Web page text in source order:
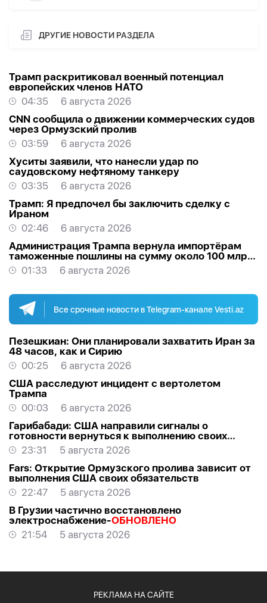
ДРУГИЕ НОВОСТИ РАЗДЕЛА
Трамп раскритиковал военный потенциал
европейских членов НАТО
04:35
6 августа 2026
CNN сообщила о движении коммерческих судов
через Ормузский пролив
03:59
6 августа 2026
Хуситы заявили, что нанесли удар по
саудовскому нефтяному танкеру
03:35
6 августа 2026
Трамп: Я предпочел бы заключить сделку с
Ираном
02:46
6 августа 2026
Администрация Трампа вернула импортёрам
таможенные пошлины на сумму около 100 млрд
долларов
01:33 6 августа 2026
Все срочные новости в Telegram-канале Vesti.az
Пезешкиан: Они планировали захватить Иран за
48 часов, как и Сирию
00:25
6 августа 2026
США расследуют инцидент с вертолетом
Трампа
00:03
6 августа 2026
Гарибабади: США направили сигналы о
готовности вернуться к выполнению своих
обязательств
23:31
5 августа 2026
Fars: Открытие Ормузского пролива зависит от
выполнения США своих обязательств
22:47
5 августа 2026
В Грузии частично восстановлено
электроснабжение-ОБНОВЛЕНО
21:54
5 августа 2026
РЕКЛАМА НА САЙТЕ